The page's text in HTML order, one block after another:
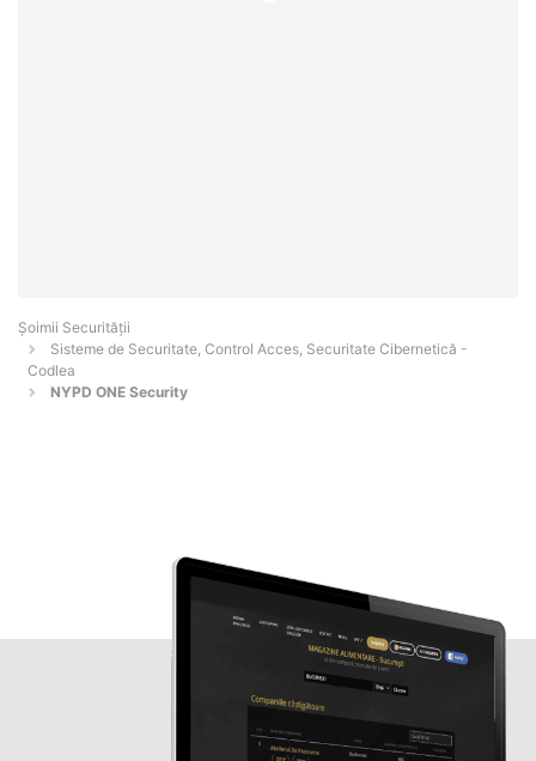
Șoimii Securității
Sisteme de Securitate, Control Acces, Securitate Cibernetică -
Codlea
NYPD ONE Security